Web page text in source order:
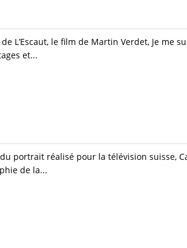
L’Escaut, le film de Martin Verdet, Je me
et...
portrait réalisé pour la télévision suisse,
de la...